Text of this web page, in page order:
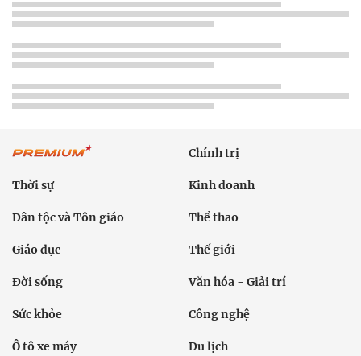
Chính trị
Thời sự Kinh doanh
Dân tộc và Tôn giáo Thể thao
Giáo dục Thế giới
Đời sống Văn hóa - Giải trí
Sức khỏe Công nghệ
Ô tô xe máy Du lịch